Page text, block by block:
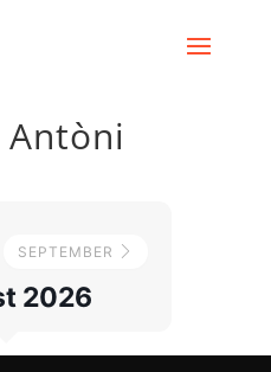
Antòni
2026
SEPTEMBER